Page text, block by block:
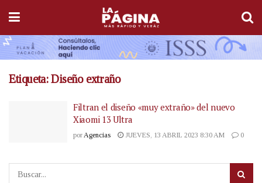
Etiqueta:Diseño extraño
Filtran el diseño «muy extraño» del nuevo
Xiaomi 13 Ultra
por Agencias JUEVES, 13 ABRIL 2023 8:30 AM 0